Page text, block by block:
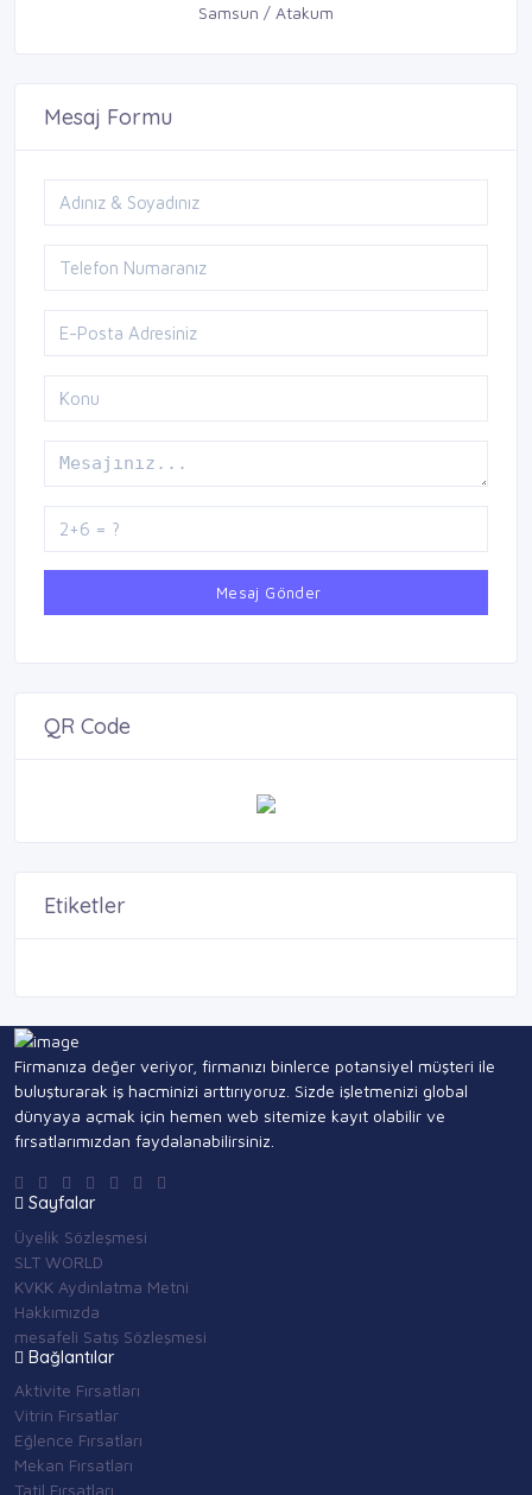
Samsun / Atakum
Mesaj Formu
Mesaj Gönder
QR Code
Etiketler
Firmanıza değer veriyor, firmanızı binlerce potansiyel müşteri ile
buluşturarak iş hacminizi arttırıyoruz. Sizde işletmenizi global
dünyaya açmak için hemen web sitemize kayıt olabilir ve
fırsatlarımızdan faydalanabilirsiniz.
Sayfalar
Üyelik Sözleşmesi
SLT WORLD
KVKK Aydınlatma Metni
Hakkımızda
mesafeli Satış Sözleşmesi
Bağlantılar
Aktivite Fırsatları
Vitrin Fırsatlar
Eğlence Fırsatları
Mekan Fırsatları
Tatil Fırsatları